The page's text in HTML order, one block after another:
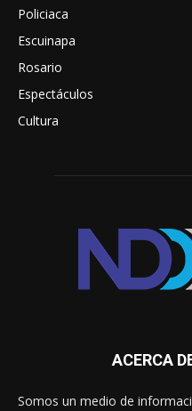
Policiaca
Escuinapa
Rosario
Espectáculos
Cultura
ACERCA
Somos un medio de